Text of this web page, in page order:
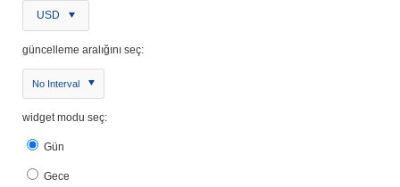
USD
güncelleme aralığını seç:
No Interval
widget modu seç:
Gün
Gece